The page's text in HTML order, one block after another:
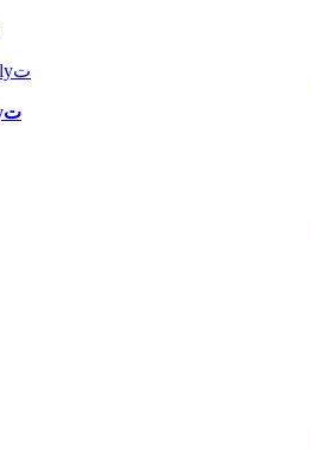
Юсенька تYoSs||Shollyت